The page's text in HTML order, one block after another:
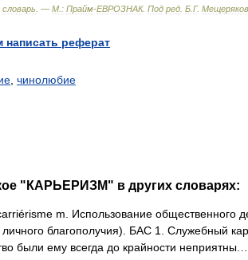
словарь . — М : Прайм-ЕВРОЗНАК. Под ред Б Г.
написать реферат
чинолюбие
"КАРЬЕРИЗМ" в других словарях:
m. Использование общественного
благополучия). БАС 1. Служебный
были ему всегда до крайности